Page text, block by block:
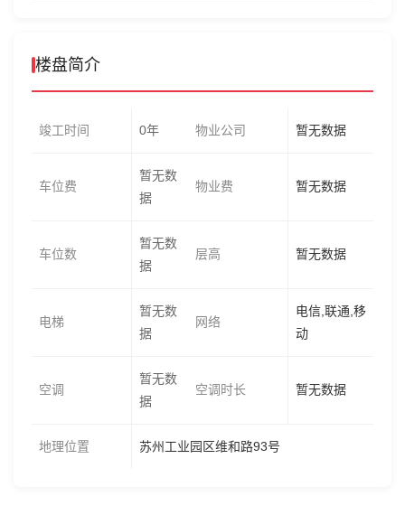
楼盘简介
竣工时间 0年 物业公司 暂无数据
车位费
暂无数
据
物业费 暂无数据
车位数
暂无数
据
层高 暂无数据
电梯
暂无数
据
网络
电信,联通,移
动
空调
暂无数
据
空调时长 暂无数据
地理位置 苏州工业园区维和路93号